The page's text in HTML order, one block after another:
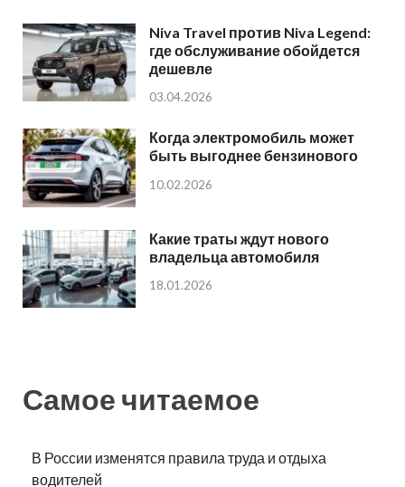
Niva Travel против Niva Legend:
где обслуживание обойдется
дешевле
03.04.2026
Когда электромобиль может
быть выгоднее бензинового
10.02.2026
Какие траты ждут нового
владельца автомобиля
18.01.2026
Самое читаемое
В России изменятся правила труда и отдыха
водителей